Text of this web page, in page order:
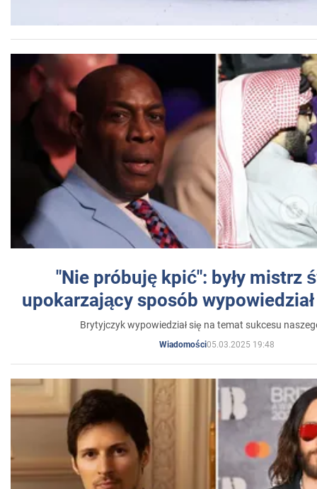
"Nie próbuję kpić": były mistrz
upokarzający sposób
Brytyjczyk wypowiedział się na temat sukcesu
Wiadomości05.03.2025 19:48